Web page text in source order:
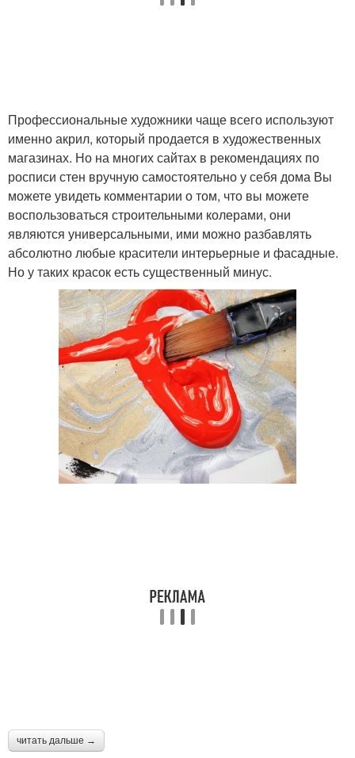
Профессиональные художники чаще всего используют
именно акрил, который продается в художественных
магазинах. Но на многих сайтах в рекомендациях по
росписи стен вручную самостоятельно у себя дома Вы
можете увидеть комментарии о том, что вы можете
воспользоваться строительными колерами, они
являются универсальными, ими можно разбавлять
абсолютно любые красители интерьерные и фасадные.
Но у таких красок есть существенный минус.
читать дальше →